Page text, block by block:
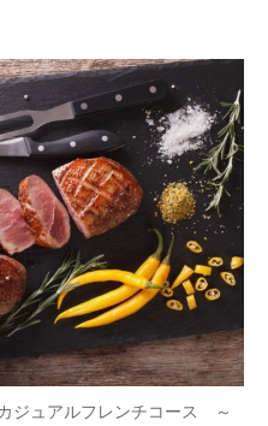
ジュアルフレンチコース ～